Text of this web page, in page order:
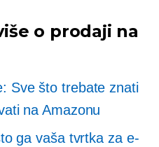
o prodaji na
Sve što trebate znati
na Amazonu
ga vaša tvrtka za e-